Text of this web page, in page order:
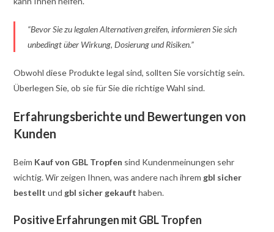
“Bevor Sie zu legalen Alternativen greifen, informieren Sie sich
unbedingt über Wirkung, Dosierung und Risiken.”
Obwohl diese Produkte legal sind, sollten Sie vorsichtig sein.
Überlegen Sie, ob sie für Sie die richtige Wahl sind.
Erfahrungsberichte und Bewertungen von
Kunden
Beim Kauf von GBL Tropfen sind Kundenmeinungen sehr
wichtig. Wir zeigen Ihnen, was andere nach ihrem gbl sicher
bestellt und gbl sicher gekauft haben.
Positive Erfahrungen mit GBL Tropfen